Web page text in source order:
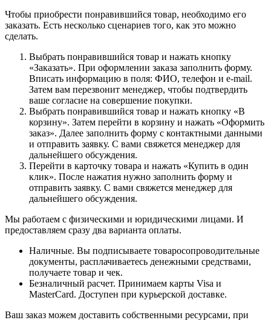
Чтобы приобрести понравившийся товар, необходимо его
заказать. Есть несколько сценариев того, как это можно
сделать.
Выбрать понравившийся товар и нажать кнопку
«Заказать». При оформлении заказа заполнить форму.
Вписать информацию в поля: ФИО, телефон и e-mail.
Затем вам перезвонит менеджер, чтобы подтвердить
ваше согласие на совершение покупки.
Выбрать понравившийся товар и нажать кнопку «В
корзину». Затем перейти в корзину и нажать «Оформить
заказ». Далее заполнить форму с контактными данными
и отправить заявку. С вами свяжется менеджер для
дальнейшего обсуждения.
Перейти в карточку товара и нажать «Купить в один
клик». После нажатия нужно заполнить форму и
отправить заявку. С вами свяжется менеджер для
дальнейшего обсуждения.
Мы работаем с физическими и юридическими лицами. И
предоставляем сразу два варианта оплаты.
Наличные. Вы подписываете товаросопроводительные
документы, расплачиваетесь денежными средствами,
получаете товар и чек.
Безналичный расчет. Принимаем карты Visa и
MasterCard. Доступен при курьерской доставке.
Ваш заказ можем доставить собственными ресурсами, при